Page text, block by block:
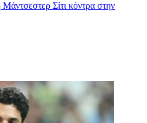
Σίτι κόντρα στην